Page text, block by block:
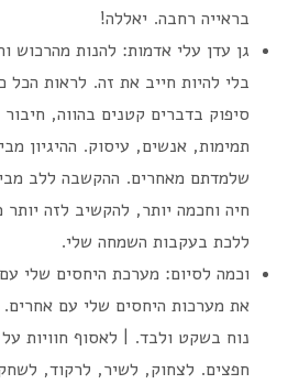
בראייה רחבה. יאללה!
גן עדן עלי אדמות: להנות מהרכוש
בלי להיות חייב את זה. לראות
סיפוק בדברים קטנים בהווה,
תמימות, אנשים, עיסוק. ההיגיון
שלמדתם מאחרים. ההקשבה ללב
חיה וחכמה יותר, להקשיב לזה יותר
ללכת בעקבות השמחה שלי.
וכמה לסיום: מערכת היחסים שלי
את מערכות היחסים שלי עם אחרים.
נוח בשקט ולבד. | לאסוף חוויות על
חפצים. לצחוק, לשיר, לרקוד,